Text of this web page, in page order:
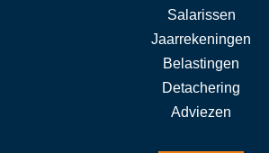
Salarissen
Jaarrekeningen
Belastingen
Detachering
Adviezen